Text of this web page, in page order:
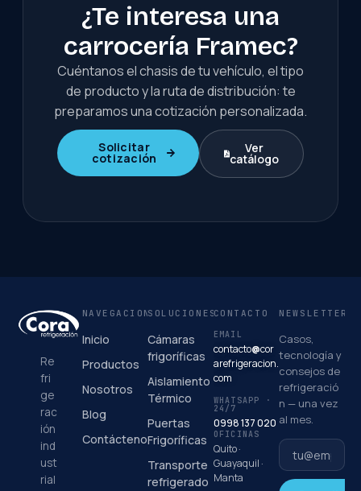
¿Te interesa una
carrocería Framec?
Cuéntanos el chasis de tu vehículo, el tipo
de producto y la ruta de distribución: te
preparamos una cotización personalizada.
Solicitar
cotización
Ver
catálogo
Re
fri
ge
rac
ión
ind
ust
rial
NAVEGACIÓN
Inicio
Productos
Nosotros
Blog
Contáctenos
SOLUCIONES
Cámaras
frigoríficas
Aislamiento
Térmico
Puertas
Frigoríficas
Transporte
refrigerado
CONTACTO
EMAIL
contacto@cor
arefrigeracion.
com
WHATSAPP ·
24/7
0998 137 020
OFICINAS
Quito ·
Guayaquil ·
Manta
NEWSLETTER
Casos,
tecnología y
consejos de
refrigeració
n — una vez
al mes.